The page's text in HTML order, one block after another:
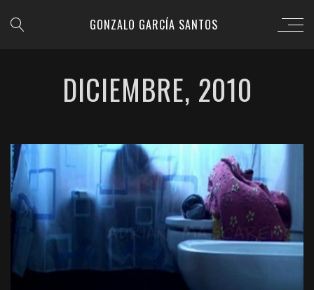
GONZALO GARCÍA SANTOS
DICIEMBRE, 2010